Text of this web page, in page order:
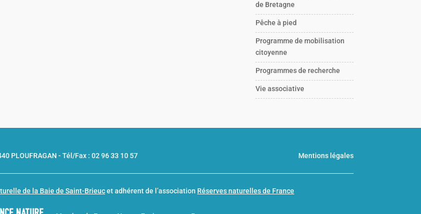
de Bretagne
Pêche à pied
Programme de mobilisation
citoyenne
Programmes de recherche
Vie associative
PLOUFRAGAN -Tél/Fax : 02 96 33 10 57 Mentions légales
de la Baie de Saint-Brieucet adhérent de l’association Réserves naturelles de France